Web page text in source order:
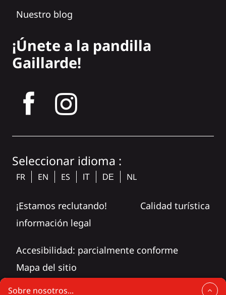
Sobre nosotros...
Nuestro blog
¡Únete a la pandilla
Gaillarde!
Seleccionar idioma :
FR EN ES IT DE NL
¡Estamos reclutando!
Calidad turística
información legal
Accesibilidad: parcialmente conforme
Mapa del sitio